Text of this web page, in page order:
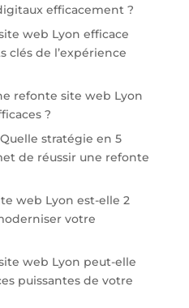
efficacement ?
web Lyon efficace
clés de l’expérience
refonte site web Lyon
?
stratégie en 5
de réussir une refonte
web Lyon est-elle 2
votre
web Lyon peut-elle
puissantes de votre